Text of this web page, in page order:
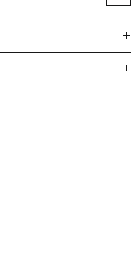
Spark fx, 2 powercon
€0,35 per gereden KM. U